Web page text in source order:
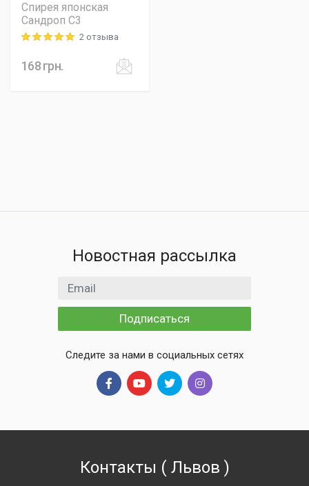
Спирея японская
Сандроп C3
Rating: 5 out of 52 отзыва
168грн.
Новостная рассылка
Email адрес
Подписаться
Следите за нами в социальных сетях
Контакты ( Львов )